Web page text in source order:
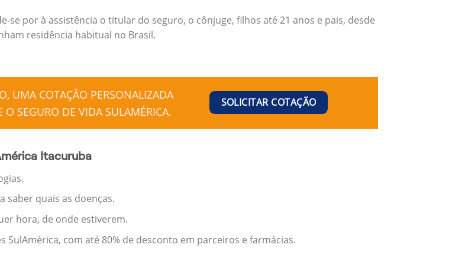
se por à assistência o titular do seguro, o cônjuge, filhos até 21 anos e pais, desde
residência habitual no Brasil.
UMA COTAÇÃO PERSONALIZADA
SEGURO DE VIDA SULAMÉRICA.
SOLICITAR COTAÇÃO
Itacuruba
saber quais as doenças.
hora, de onde estiverem.
SulAmérica, com até 80% de desconto em parceiros e farmácias.